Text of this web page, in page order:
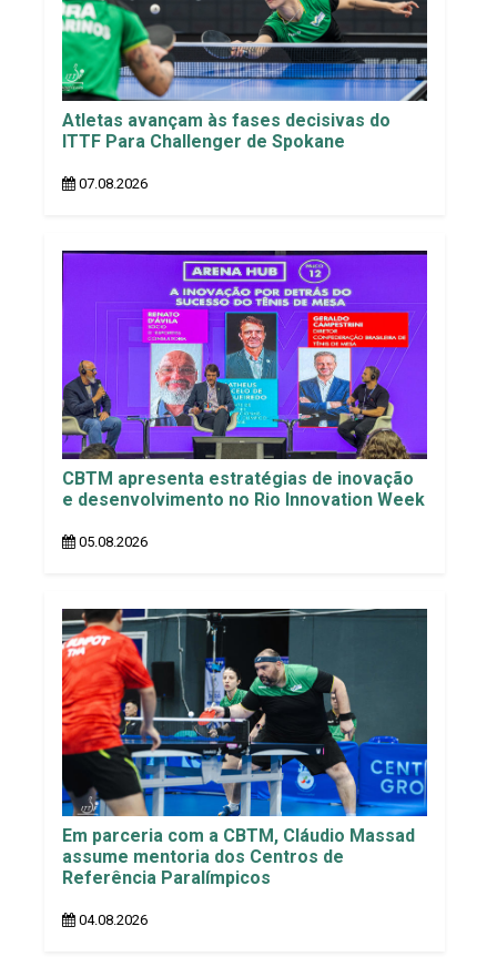
Atletas avançam às fases decisivas do
ITTF Para Challenger de Spokane
07.08.2026
CBTM apresenta estratégias de inovação
e desenvolvimento no Rio Innovation Week
05.08.2026
Em parceria com a CBTM, Cláudio Massad
assume mentoria dos Centros de
Referência Paralímpicos
04.08.2026